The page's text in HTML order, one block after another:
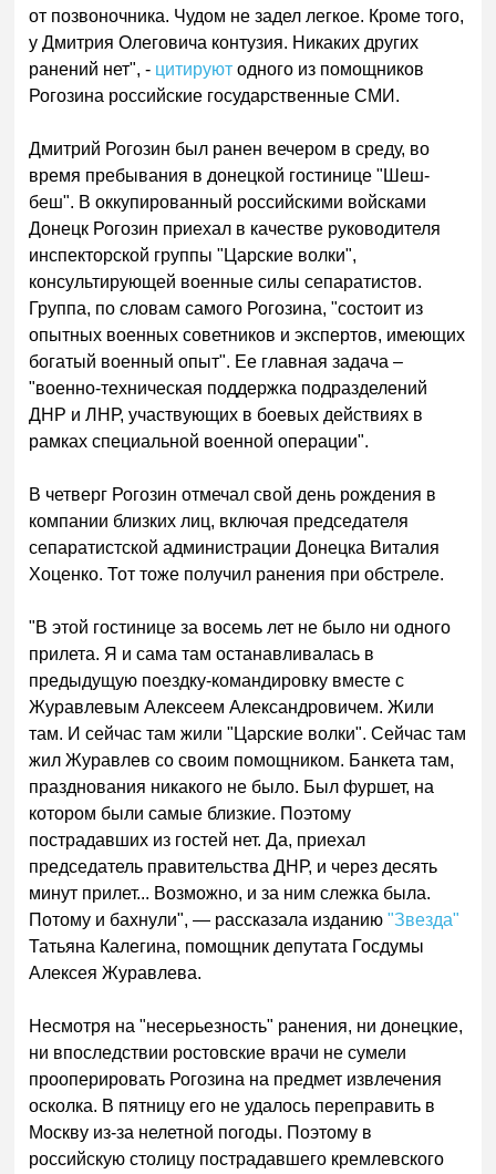
от позвоночника. Чудом не задел легкое. Кроме того,
у Дмитрия Олеговича контузия. Никаких других
ранений нет", - цитируют одного из помощников
Рогозина российские государственные СМИ.
Дмитрий Рогозин был ранен вечером в среду, во
время пребывания в донецкой гостинице "Шеш-
беш". В оккупированный российскими войсками
Донецк Рогозин приехал в качестве руководителя
инспекторской группы "Царские волки",
консультирующей военные силы сепаратистов.
Группа, по словам самого Рогозина, "состоит из
опытных военных советников и экспертов, имеющих
богатый военный опыт". Ее главная задача –
"военно-техническая поддержка подразделений
ДНР и ЛНР, участвующих в боевых действиях в
рамках специальной военной операции".
В четверг Рогозин отмечал свой день рождения в
компании близких лиц, включая председателя
сепаратистской администрации Донецка Виталия
Хоценко. Тот тоже получил ранения при обстреле.
"В этой гостинице за восемь лет не было ни одного
прилета. Я и сама там останавливалась в
предыдущую поездку-командировку вместе с
Журавлевым Алексеем Александровичем. Жили
там. И сейчас там жили "Царские волки". Сейчас там
жил Журавлев со своим помощником. Банкета там,
празднования никакого не было. Был фуршет, на
котором были самые близкие. Поэтому
пострадавших из гостей нет. Да, приехал
председатель правительства ДНР, и через десять
минут прилет... Возможно, и за ним слежка была.
Потому и бахнули", — рассказала изданию"Звезда"
Татьяна Калегина, помощник депутата Госдумы
Алексея Журавлева.
Несмотря на "несерьезность" ранения, ни донецкие,
ни впоследствии ростовские врачи не сумели
прооперировать Рогозина на предмет извлечения
осколка. В пятницу его не удалось переправить в
Москву из-за нелетной погоды. Поэтому в
российскую столицу пострадавшего кремлевского